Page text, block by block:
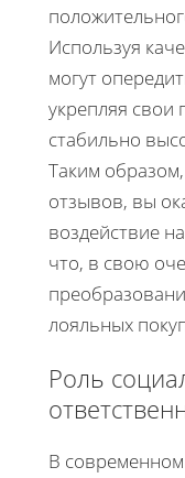
Используя
могут
укрепляя свои
стабильно
Таким
отзывов, вы
воздействие
что, в свою
лояльных
Роль
В